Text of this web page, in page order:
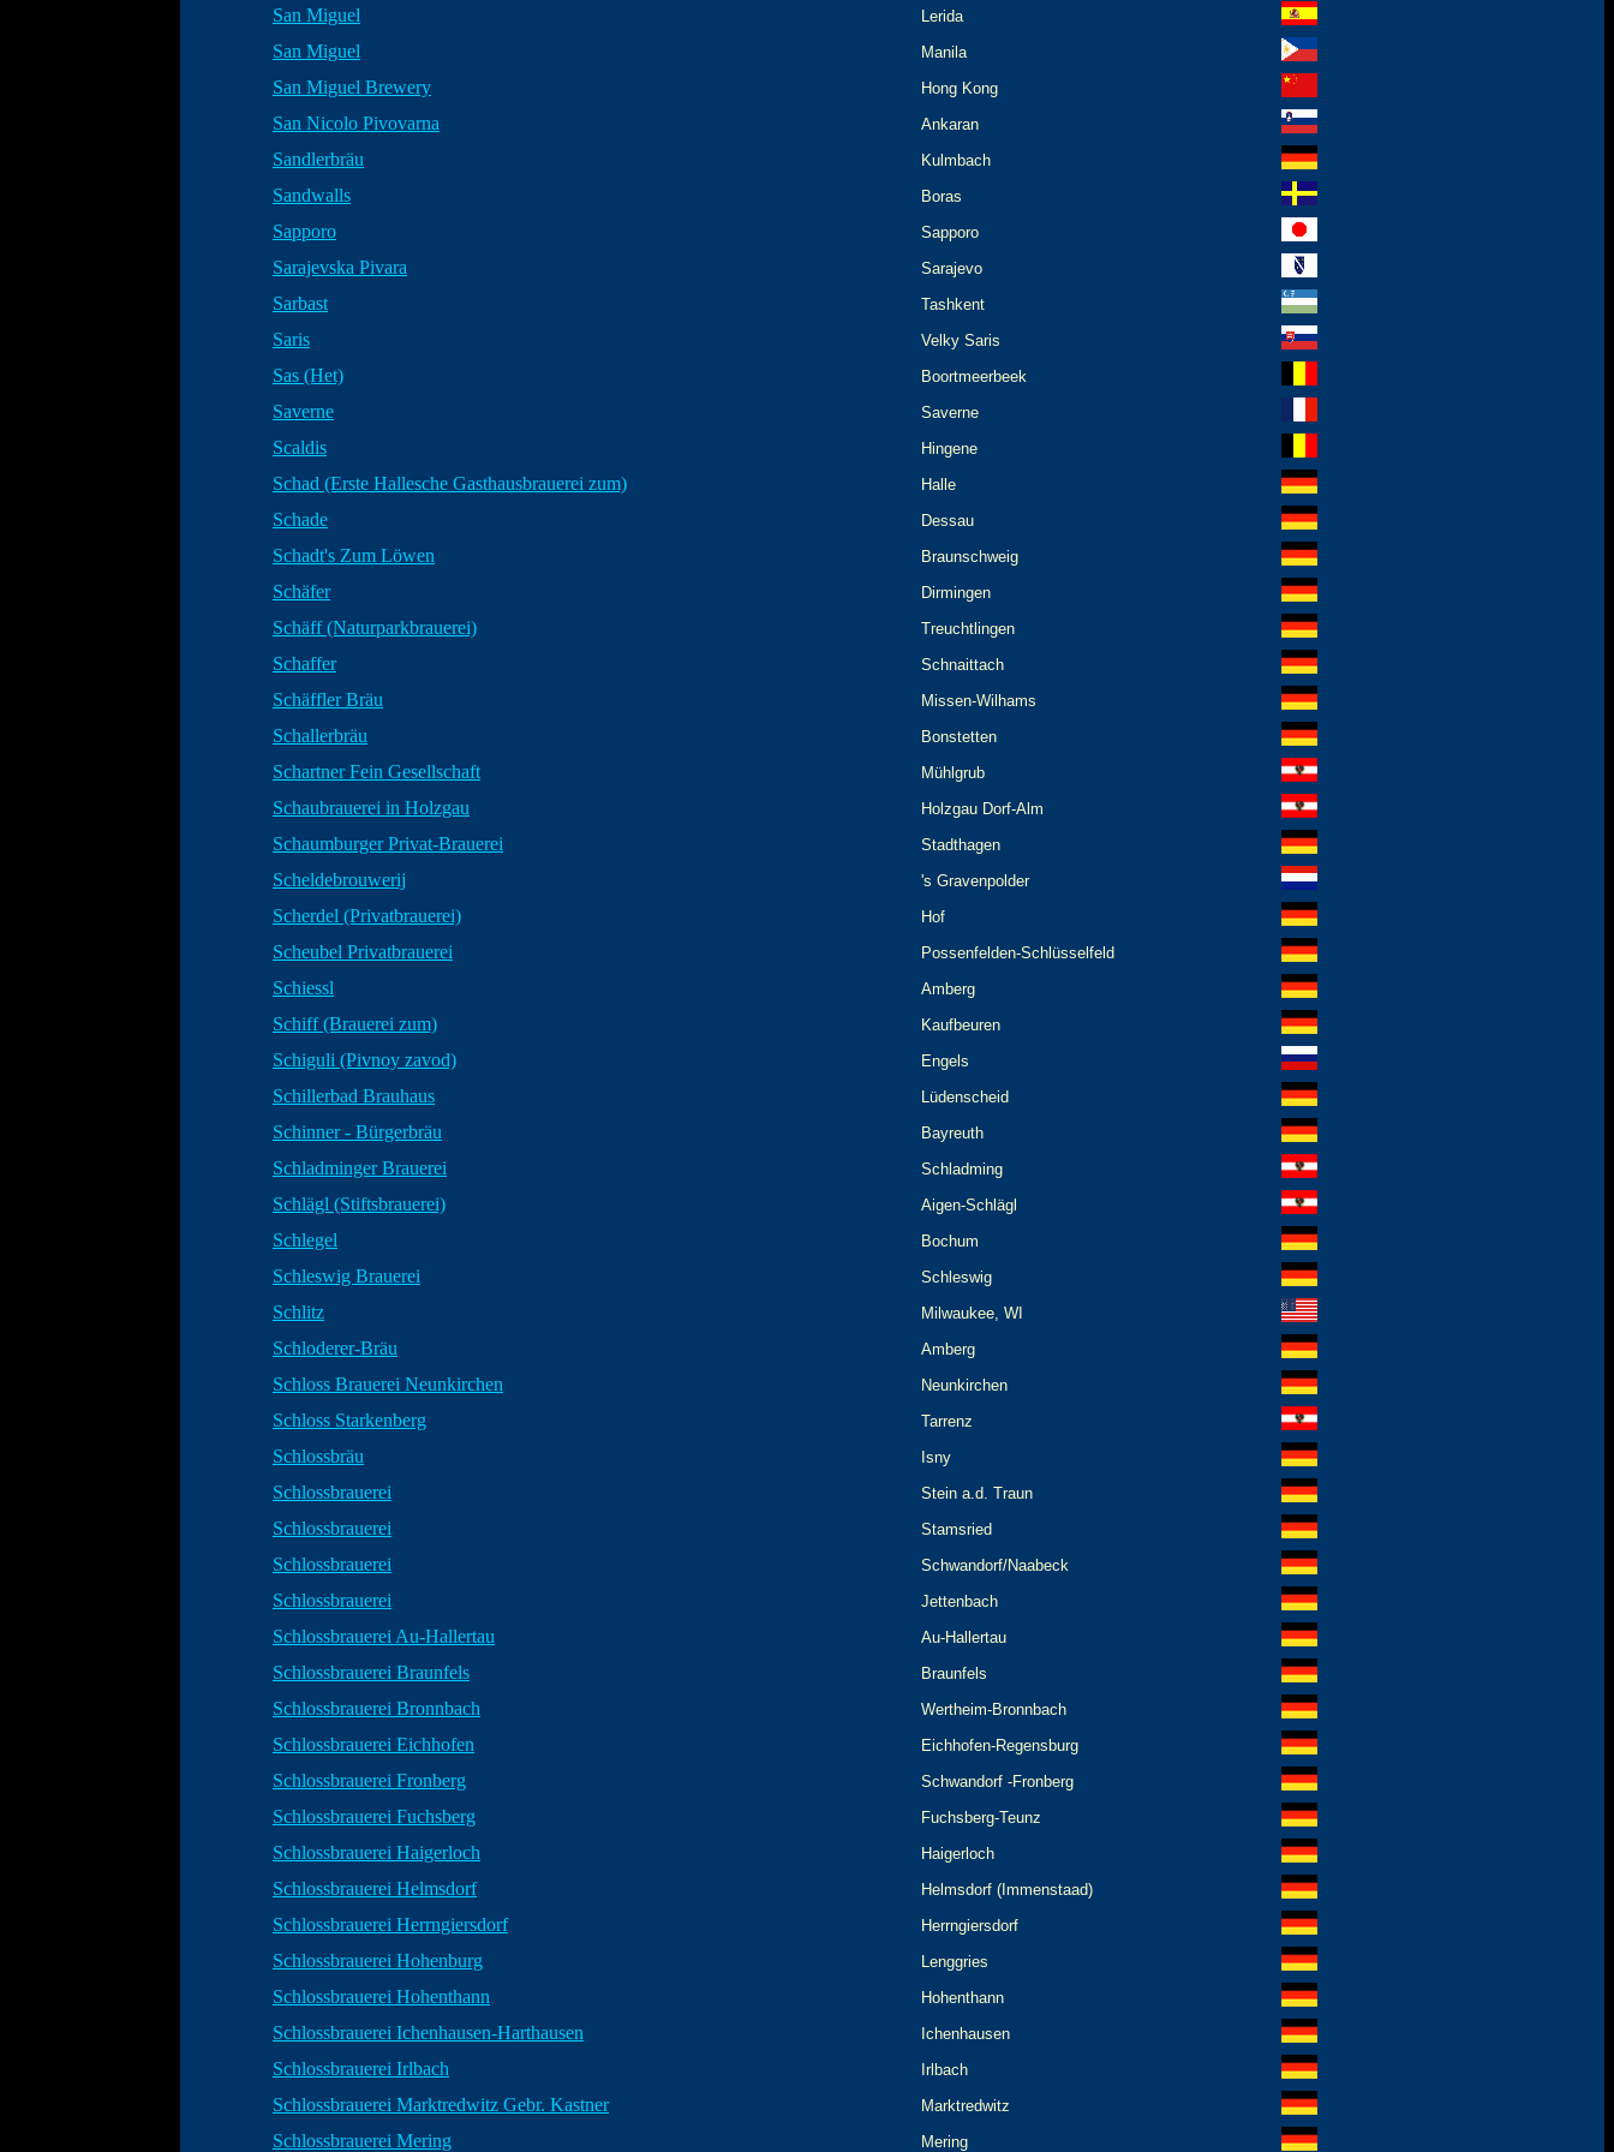
San Miguel Lerida
San Miguel Manila
San Miguel Brewery Hong Kong
San Nicolo Pivovarna Ankaran
Sandlerbräu Kulmbach
Sandwalls Boras
Sapporo Sapporo
Sarajevska Pivara Sarajevo
Sarbast Tashkent
Saris Velky Saris
Sas (Het) Boortmeerbeek
Saverne Saverne
Scaldis Hingene
Schad (Erste Hallesche Gasthausbrauerei zum) Halle
Schade Dessau
Schadt's Zum Löwen Braunschweig
Schäfer Dirmingen
Schäff (Naturparkbrauerei) Treuchtlingen
Schaffer Schnaittach
Schäffler Bräu Missen-Wilhams
Schallerbräu Bonstetten
Schartner Fein Gesellschaft Mühlgrub
Schaubrauerei in Holzgau Holzgau Dorf-Alm
Schaumburger Privat-Brauerei Stadthagen
Scheldebrouwerij 's Gravenpolder
Scherdel (Privatbrauerei) Hof
Scheubel Privatbrauerei Possenfelden-Schlüsselfeld
Schiessl Amberg
Schiff (Brauerei zum) Kaufbeuren
Schiguli (Pivnoy zavod) Engels
Schillerbad Brauhaus Lüdenscheid
Schinner - Bürgerbräu Bayreuth
Schladminger Brauerei Schladming
Schlägl (Stiftsbrauerei) Aigen-Schlägl
Schlegel Bochum
Schleswig Brauerei Schleswig
Schlitz Milwaukee, WI
Schloderer-Bräu Amberg
Schloss Brauerei Neunkirchen Neunkirchen
Schloss Starkenberg Tarrenz
Schlossbräu Isny
Schlossbrauerei Stein a.d. Traun
Schlossbrauerei Stamsried
Schlossbrauerei Schwandorf/Naabeck
Schlossbrauerei Jettenbach
Schlossbrauerei Au-Hallertau Au-Hallertau
Schlossbrauerei Braunfels Braunfels
Schlossbrauerei Bronnbach Wertheim-Bronnbach
Schlossbrauerei Eichhofen Eichhofen-Regensburg
Schlossbrauerei Fronberg Schwandorf -Fronberg
Schlossbrauerei Fuchsberg Fuchsberg-Teunz
Schlossbrauerei Haigerloch Haigerloch
Schlossbrauerei Helmsdorf Helmsdorf (Immenstaad)
Schlossbrauerei Herrngiersdorf Herrngiersdorf
Schlossbrauerei Hohenburg Lenggries
Schlossbrauerei Hohenthann Hohenthann
Schlossbrauerei Ichenhausen-Harthausen Ichenhausen
Schlossbrauerei Irlbach Irlbach
Schlossbrauerei Marktredwitz Gebr. Kastner Marktredwitz
Schlossbrauerei Mering Mering